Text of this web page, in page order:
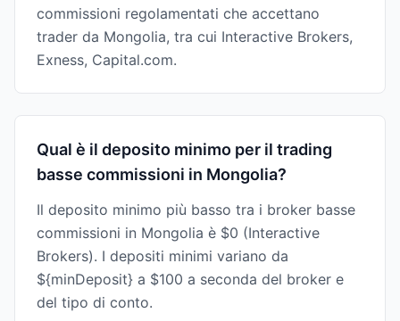
commissioni regolamentati che accettano
trader da Mongolia, tra cui Interactive Brokers,
Exness, Capital.com.
Qual è il deposito minimo per il trading
basse commissioni in Mongolia?
Il deposito minimo più basso tra i broker basse
commissioni in Mongolia è $0 (Interactive
Brokers). I depositi minimi variano da
${minDeposit} a $100 a seconda del broker e
del tipo di conto.